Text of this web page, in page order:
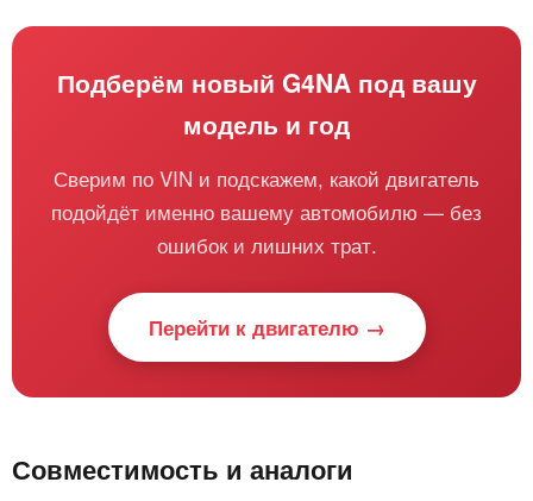
Подберём новый G4NA под вашу
модель и год
Сверим по VIN и подскажем, какой двигатель
подойдёт именно вашему автомобилю — без
ошибок и лишних трат.
Перейти к двигателю →
Совместимость и аналоги